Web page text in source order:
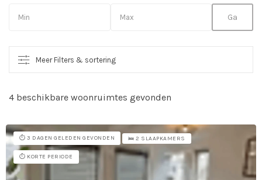
Meer Filters & sortering
4 beschikbare woonruimtes gevonden
⏱️ 3 DAGEN GELEDEN GEVONDEN 🛌 2 SLAAPKAMERS
⏱️ KORTE PERIODE